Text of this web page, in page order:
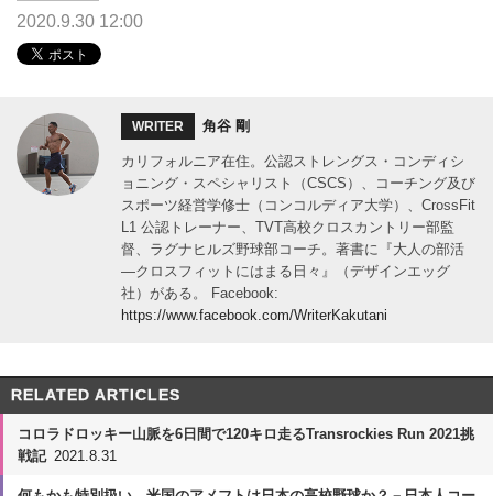
2020.9.30 12:00
WRITER 角谷 剛
カリフォルニア在住。公認ストレングス・コンディシ
ョニング・スペシャリスト（CSCS）、コーチング及び
スポーツ経営学修士（コンコルディア大学）、CrossFit
L1 公認トレーナー、TVT高校クロスカントリー部監
督、ラグナヒルズ野球部コーチ。著書に『大人の部活
―クロスフィットにはまる日々』（デザインエッグ
社）がある。 Facebook:
https://www.facebook.com/WriterKakutani
RELATED ARTICLES
コロラドロッキー山脈を6日間で120キロ走るTransrockies Run 2021挑
戦記 2021.8.31